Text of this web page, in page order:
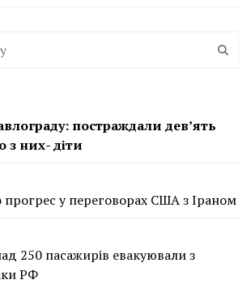
постраждали дев’ять
з них- діти
прогрес у переговорах США з Іраном
250 пасажирів евакуювали з
РФ